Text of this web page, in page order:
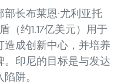
长布莱恩·尤利亚托
（约1.17亿美元）用于
成创新中心，并培养
印尼的目标是与发达
阱。